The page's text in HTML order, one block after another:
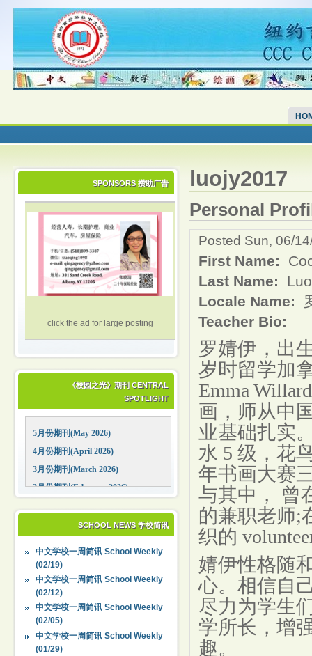
SPONSORS 攒助广告
click the ad for large posting
《校园之光》期刊 CENTRAL
SPOTLIGHT
5月份期刊(May 2026)
4月份期刊(April 2026)
3月份期刊(March 2026)
2月份期刊(February 2026)
12月份期刊(December 2025)
10月份期刊(October 2025)
09月份期刊(September 2025)
SCHOOL NEWS 学校简讯
中文学校一周简讯 School Weekly
(02/19)
中文学校一周简讯 School Weekly
(02/12)
中文学校一周简讯 School Weekly
(02/05)
中文学校一周简讯 School Weekly
(01/29)
luojy2017
Personal
Posted Sun, 06/
First Name:
Last Name:
Luo
Locale Name:
Teacher Bio:
罗婧伊，出
岁时留学加
Emma
画，师从中
业基础扎实
水 5 级，花
年书画大赛
与其中， 曾
的兼职老师;
织的 volunt
婧伊性格随
心。相信自
尽力为学生
学所长，增
趣。